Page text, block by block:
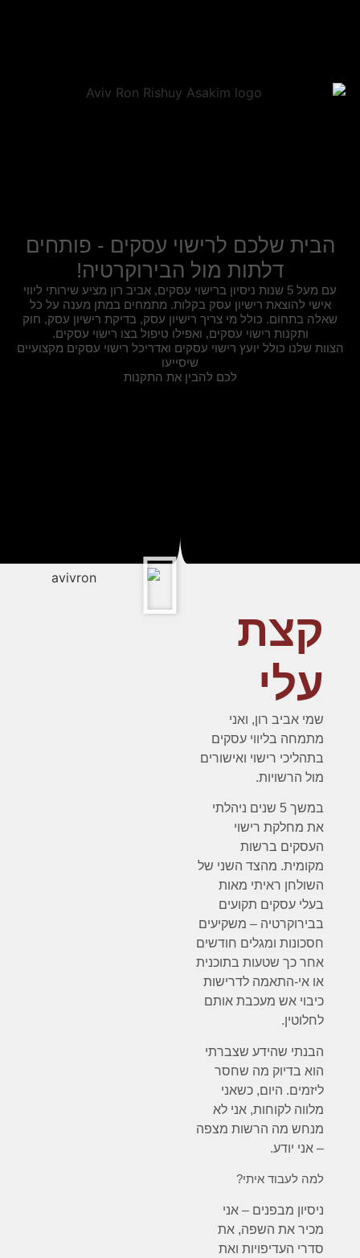
אביב רון - הבית של רישוי עסקים
הבית שלכם לרישוי עסקים - פותחים
דלתות מול הבירוקרטיה!
עם מעל 5 שנות ניסיון ברישוי עסקים, אביב רון מציע שירותי ליווי
אישי להוצאת רישיון עסק בקלות. מתמחים במתן מענה על כל
שאלה בתחום. כולל מי צריך רישיון עסק, בדיקת רישיון עסק, חוק
ותקנות רישוי עסקים, ואפילו טיפול בצו רישוי עסקים.
שלנו כולל יועץ רישוי עסקים ואדריכל רישוי עסקים מקצועיים
שיסייעו
לכם להבין את התקנות
קצת
עלי
שמי אביב רון, ואני
מתמחה בליווי עסקים
בתהליכי רישוי ואישורים
מול הרשויות.
במשך 5 שנים ניהלתי
את מחלקת רישוי
העסקים ברשות
מקומית. מהצד השני של
השולחן ראיתי מאות
בעלי עסקים תקועים
בבירוקרטיה – משקיעים
חסכונות ומגלים חודשים
אחר כך שטעות בתוכנית
או אי-התאמה לדרישות
כיבוי אש מעכבת אותם
לחלוטין.
הבנתי שהידע שצברתי
הוא בדיוק מה שחסר
ליזמים. היום, כשאני
מלווה לקוחות, אני לא
מנחש מה הרשות מצפה
– אני יודע.
למה לעבוד איתי?
ניסיון מבפנים – אני
מכיר את השפה, את
סדרי העדיפויות ואת